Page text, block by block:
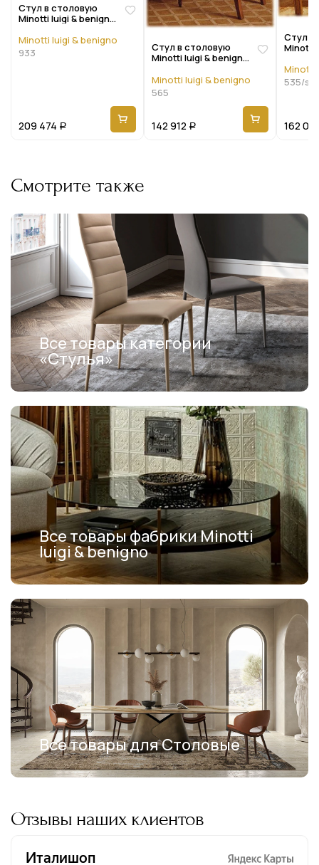
Стул в столовую
Minotti luigi & benigno
Minotti luigi & benigno
933
209 474 Р
Стул в столовую
Minotti luigi & benigno
Minotti luigi & benigno
565
142 912 Р
Стул в
Minotti
Minotti
535/s
162
Смотрите также
Все товары категории
«Стулья»
Все товары фабрики Minotti
luigi & benigno
Все товары для Столовые
Отзывы наших клиентов